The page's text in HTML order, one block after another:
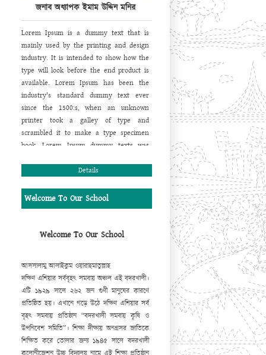
জনাব অধ্যাপক ইমাম উদ্দিন মনির
Lorem Ipsum is a dummy text that is
mainly used by the printing and design
industry. It is intended to show how the
type will look before the end product is
available. Lorem Ipsum has been the
industry's standard dummy text ever
since the 1500:s, when an unknown
printer took a galley of type and
scrambled it to make a type specimen
book. Lorem Ipsum dummy texts was
sheets in different sizes and typefaces
computers came along, Aldus included
lorem ipsum in its PageMaker publishing
designers, content designers, art
daily when using programs such as
Adobe Photoshop, Paint Shop Pro,
Dreamweaver, FrontPage, PageMaker,
FrameMaker, Illustrator, Flash, Indesign
etc.
Lorem Ipsum is a dummy text that is
mainly used by the printing and design
Details
Welcome To Our School
Welcome To Our School
আসসালামু আলাইকুম ওয়ারাহমাতুল্লাহ
দক্ষিণ এশিয়ার সর্ববৃহৎ সমবায় অঞ্চল এই বদরখালী।
এটি ১৯২৯ সালে ২৬২ জন গুণী মানুষের কারণে
প্রতিষ্ঠিত হয়। এখানে গড়ে উঠে দক্ষিণ এশিয়ার সর্ব
বৃহৎ সমবায় প্রতিষ্ঠান “বদরখালী সমবায় কৃষি ও
উপনিবেশ সমিতি”। শিক্ষা দীক্ষায় অনগ্রসর জাতিকে
শিক্ষিত করে তোলার জন্য ১৯৪৫ সালে বদরখালী